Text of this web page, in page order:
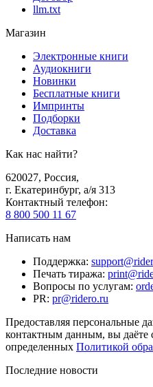
llm.txt
Магазин
Электронные книги
Аудиокниги
Новинки
Бесплатные книги
Импринты
Подборки
Доставка
Как нас найти?
620027, Россия,
г. Екатеринбург, а/я 313
Контактный телефон:
8 800 500 11 67
Написать нам
Поддержка:
Печать тиража:
Вопросы по услугам:
PR: pr@ridero.ru
Предоставляя персональные
контактным данным, вы даёте
определенных Политикой
Последние новости